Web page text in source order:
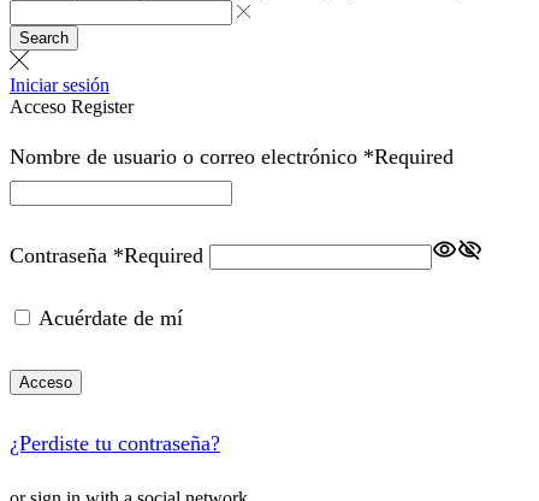
Search
Iniciar sesión
Acceso Register
Nombre de usuario o correo electrónico *Required
Contraseña *Required
Acuérdate de mí
Acceso
¿Perdiste tu contraseña?